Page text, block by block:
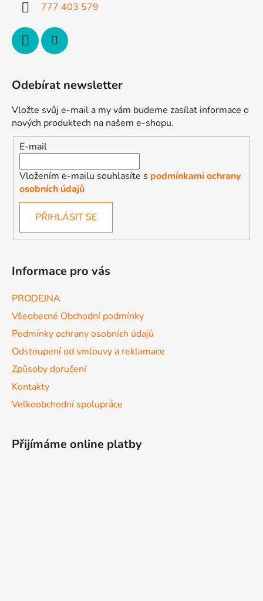
777 403 579
Odebírat newsletter
Vložte svůj e-mail a my vám budeme zasílat informace o
nových produktech na našem e-shopu.
E-mail
Vložením e-mailu souhlasíte s podmínkami ochrany
osobních údajů
PŘIHLÁSIT SE
Informace pro vás
PRODEJNA
Všeobecné Obchodní podmínky
Podmínky ochrany osobních údajů
Odstoupení od smlouvy a reklamace
Způsoby doručení
Kontakty
Velkoobchodní spolupráce
Přijímáme online platby